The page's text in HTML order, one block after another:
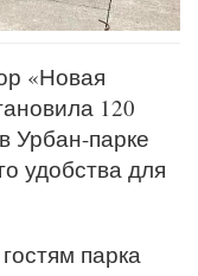
«Новая
120
Урбан-парке
удобства для
парка